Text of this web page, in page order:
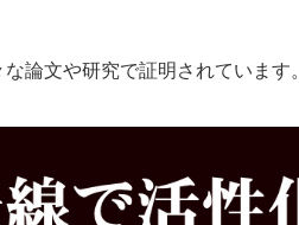
論文や研究で証明されています。